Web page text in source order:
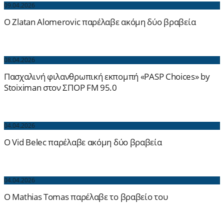
09.04.2026
O Zlatan Alomerovic παρέλαβε ακόμη δύο βραβεία
08.04.2026
Πασχαλινή φιλανθρωπική εκπομπή «PASP Choices» by
Stoiximan στον ΣΠΟΡ FM 95.0
04.04.2026
O Vid Belec παρέλαβε ακόμη δύο βραβεία
04.04.2026
O Mathias Tomas παρέλαβε το βραβείο του